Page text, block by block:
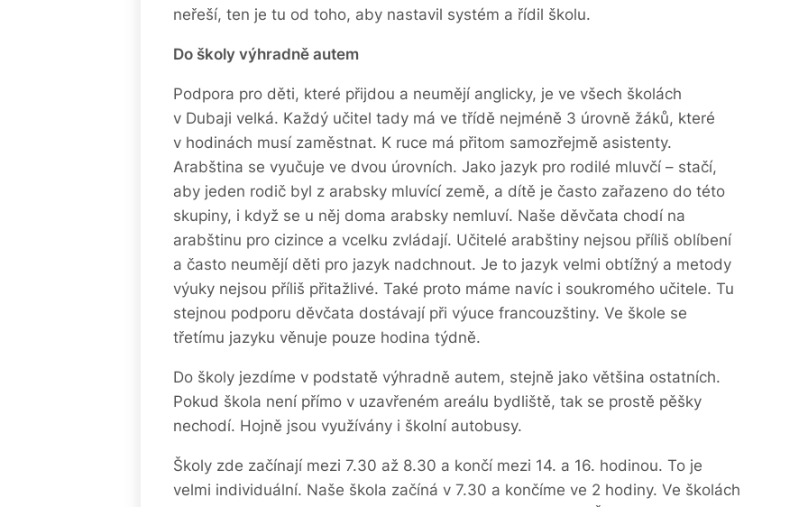
neřeší, ten je tu od toho, aby nastavil systém a řídil školu.
Do školy výhradně autem
Podpora pro děti, které přijdou a neumějí anglicky, je ve všech školách
v Dubaji velká. Každý učitel tady má ve třídě nejméně 3 úrovně žáků, které
v hodinách musí zaměstnat. K ruce má přitom samozřejmě asistenty.
Arabština se vyučuje ve dvou úrovních. Jako jazyk pro rodilé mluvčí – stačí,
aby jeden rodič byl z arabsky mluvící země, a dítě je často zařazeno do této
skupiny, i když se u něj doma arabsky nemluví. Naše děvčata chodí na
arabštinu pro cizince a vcelku zvládají. Učitelé arabštiny nejsou příliš oblíbení
a často neumějí děti pro jazyk nadchnout. Je to jazyk velmi obtížný a metody
výuky nejsou příliš přitažlivé. Také proto máme navíc i soukromého učitele. Tu
stejnou podporu děvčata dostávají při výuce francouzštiny. Ve škole se
třetímu jazyku věnuje pouze hodina týdně.
Do školy jezdíme v podstatě výhradně autem, stejně jako většina ostatních.
Pokud škola není přímo v uzavřeném areálu bydliště, tak se prostě pěšky
nechodí. Hojně jsou využívány i školní autobusy.
Školy zde začínají mezi 7.30 až 8.30 a končí mezi 14. a 16. hodinou. To je
velmi individuální. Naše škola začíná v 7.30 a končíme ve 2 hodiny. Ve školách